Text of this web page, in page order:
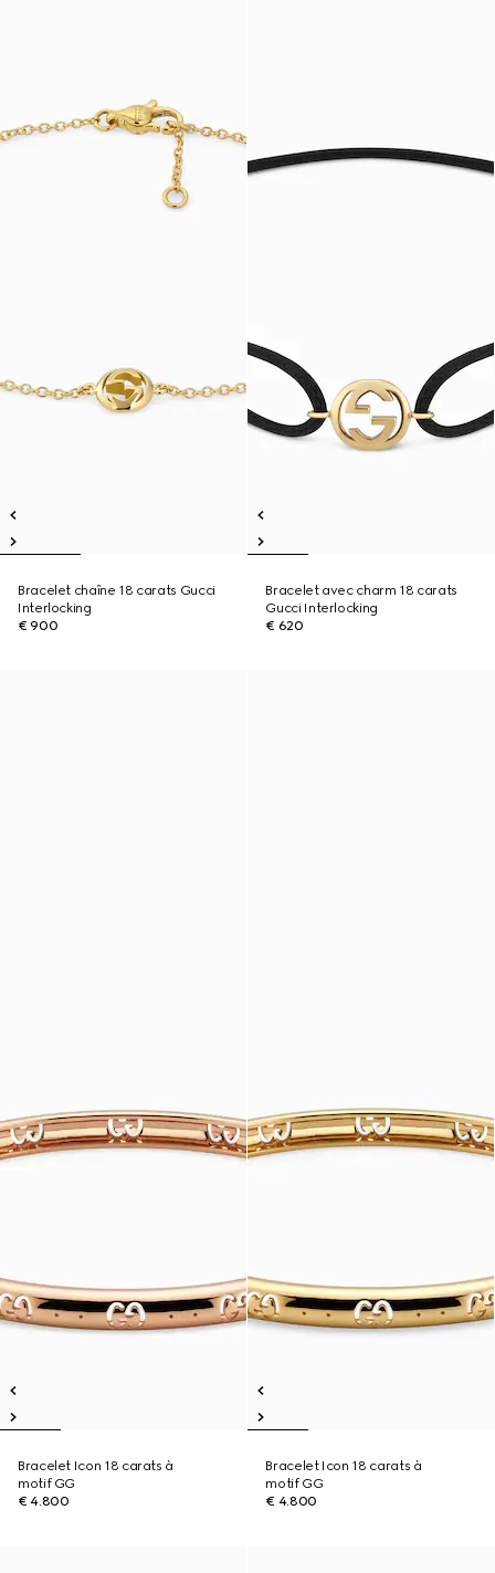
Bracelet chaîne 18 carats Gucci
Interlocking
€ 900
Bracelet avec charm 18 carats
Gucci Interlocking
€ 620
Bracelet Icon 18 carats à
motif GG
€ 4.800
Bracelet Icon 18 carats à
motif GG
€ 4.800